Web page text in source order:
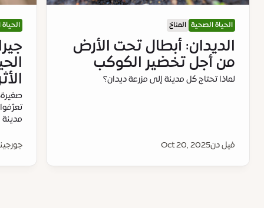
الحياة الصحية المناخ
الديدان: أبطال تحت الأرض
من أجل تخضير الكوكب
لماذا تحتاج كل مدينة إلى مزرعة ديدان؟
فيل دنOct 20, 2025